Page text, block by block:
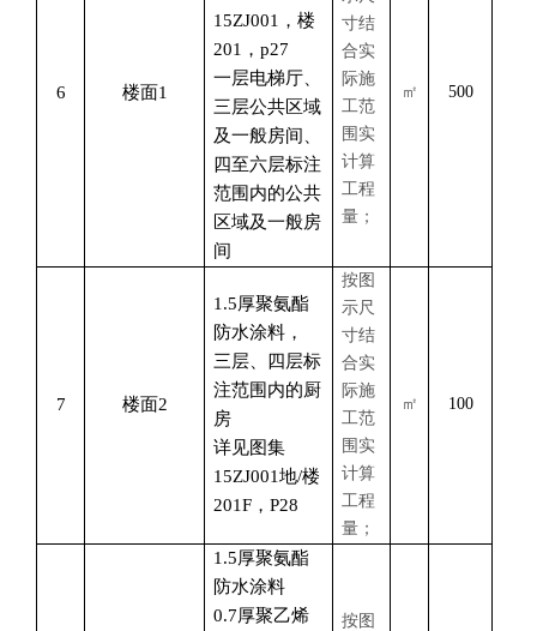
6 楼面1
15ZJ001，楼
201，p27
一层电梯厅、
三层公共区域
及一般房间、
四至六层标注
范围内的公共
区域及一般房
间
寸结
合实
际施
工范
围实
计算
工程
量；
㎡ 500
7 楼面2
1.5厚聚氨酯
防水涂料，
三层、四层标
注范围内的厨
房
详见图集
15ZJ001地/楼
201F，P28
按图
示尺
寸结
合实
际施
工范
围实
计算
工程
量；
㎡ 100
1.5厚聚氨酯
防水涂料
0.7厚聚乙烯
按图